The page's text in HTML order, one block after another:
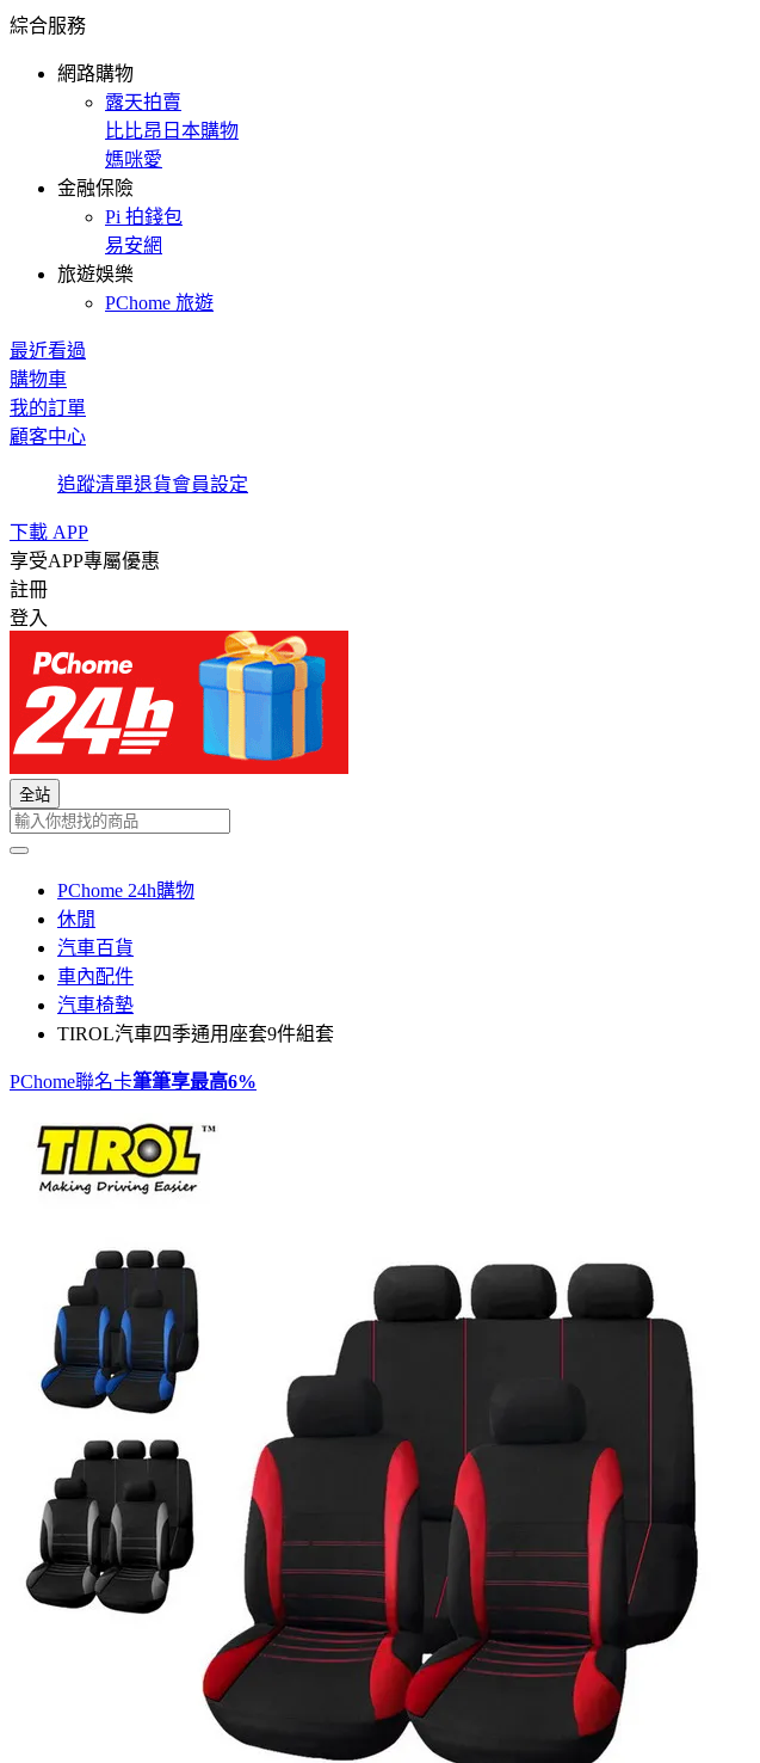
綜合服務
網路購物
露天拍賣
比比昂日本購物
媽咪愛
金融保險
Pi 拍錢包
易安網
旅遊娛樂
PChome 旅遊
最近看過
購物車
我的訂單
顧客中心
追蹤清單退貨會員設定
下載 APP
享受APP專屬優惠
註冊
登入
全站
PChome 24h購物
休閒
汽車百貨
車內配件
汽車椅墊
TIROL汽車四季通用座套9件組套
PChome聯名卡筆筆享最高6%